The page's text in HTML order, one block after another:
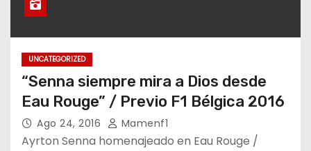
UNCATEGORIZED
“Senna siempre mira a Dios desde
Eau Rouge” / Previo F1 Bélgica 2016
Ago 24, 2016 Mamenf1
Ayrton Senna homenajeado en Eau Rouge /